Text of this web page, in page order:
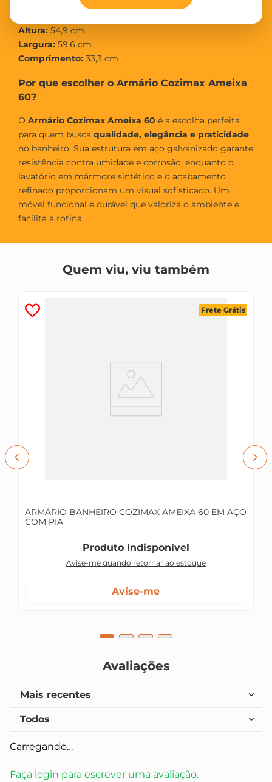
Dimensões do Produto
Altura: 54,9 cm
Largura: 59,6 cm
Comprimento: 33,3 cm
Por que escolher o Armário Cozimax Ameixa
60?
O Armário Cozimax Ameixa 60 é a escolha perfeita
para quem busca qualidade, elegância e praticidade
no banheiro. Sua estrutura em aço galvanizado garante
resistência contra umidade e corrosão, enquanto o
lavatório em mármore sintético e o acabamento
refinado proporcionam um visual sofisticado. Um
móvel funcional e durável que valoriza o ambiente e
facilita a rotina.
Quem viu, viu também
Frete Grátis
ARMÁRIO BANHEIRO COZIMAX AMEIXA 60 EM AÇO
COM PIA
Produto Indisponível
Avise-me quando retornar ao estoque
Avise-me
Avaliações
Carregando…
Faça login para escrever uma avaliação.
Mais recentes
Todos